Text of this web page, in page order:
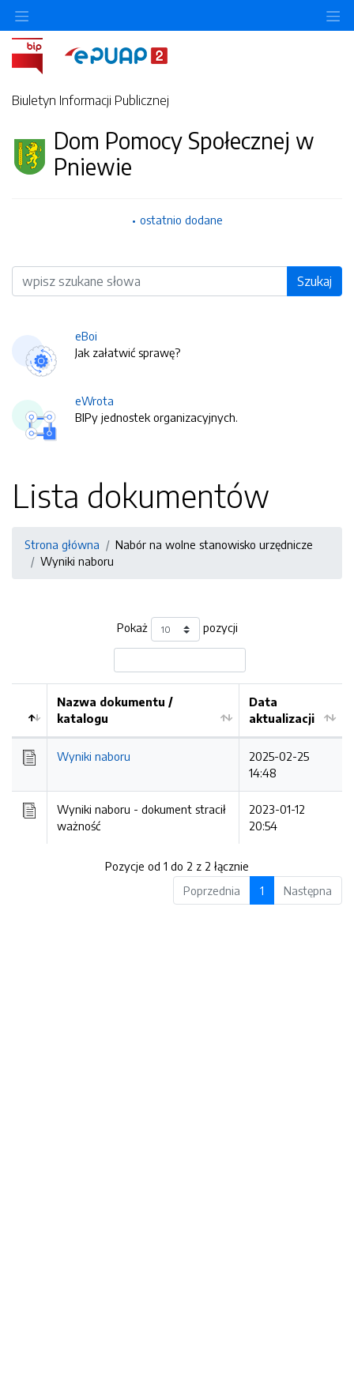
Biuletyn Informacji Publicznej
Dom Pomocy Społecznej w
Pniewie
ostatnio dodane
Wyszukiwarka Szukaj
eBoi
Jak załatwić sprawę?
eWrota
BIPy jednostek organizacyjnych.
Lista dokumentów
Strona główna
Nabór na wolne stanowisko urzędnicze
Wyniki naboru
Pokaż pozycji
Nazwa dokumentu /
katalogu
Data
aktualizacji
Wyniki naboru
2025-02-25
14:48
Wyniki naboru - dokument stracił
ważność
2023-01-12
20:54
Pozycje od 1 do 2 z 2 łącznie
Poprzednia
1 Następna